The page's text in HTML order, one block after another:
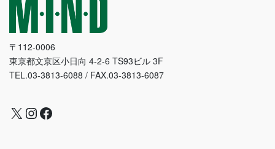
〒112-0006
東京都文京区小日向 4-2-6 TS93ビル 3F
TEL.03-3813-6088 / FAX.03-3813-6087
X Instagram
Facebook